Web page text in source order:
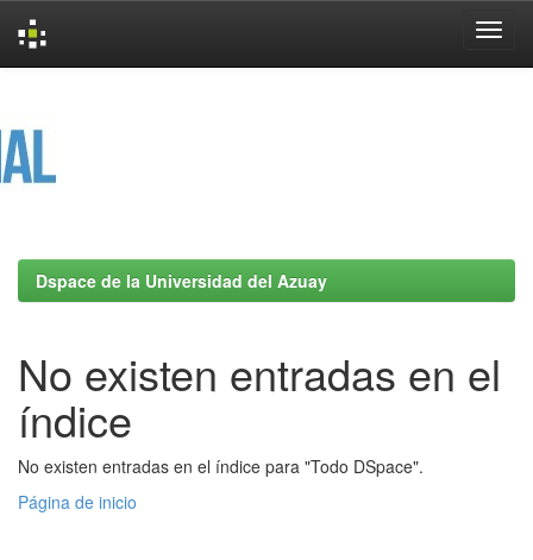
Dspace de la Universidad del Azuay
No existen entradas en el
índice
No existen entradas en el índice para "Todo DSpace".
Página de inicio